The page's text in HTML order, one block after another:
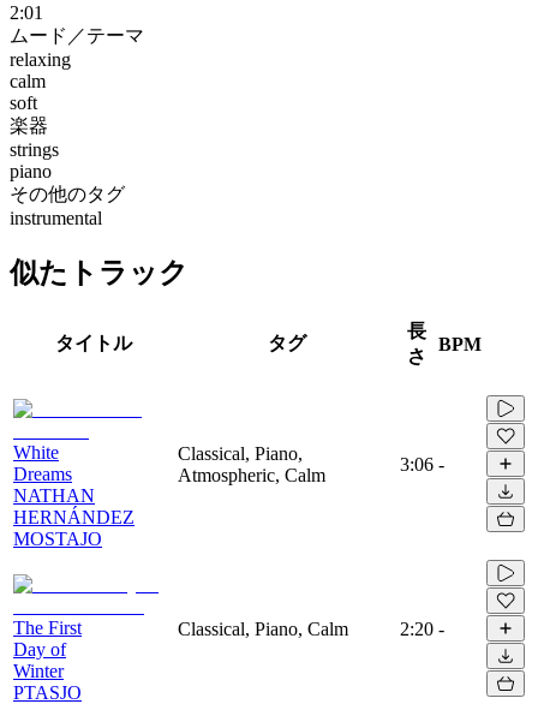
2:01
ムード／テーマ
relaxing
calm
soft
楽器
strings
piano
その他のタグ
instrumental
似たトラック
タイトル タグ
長
さ
BPM
White
Dreams
NATHAN
HERNÁNDEZ
MOSTAJO
Classical, Piano,
Atmospheric, Calm
3:06 -
The First
Day of
Winter
PTASJO
Classical, Piano, Calm 2:20 -